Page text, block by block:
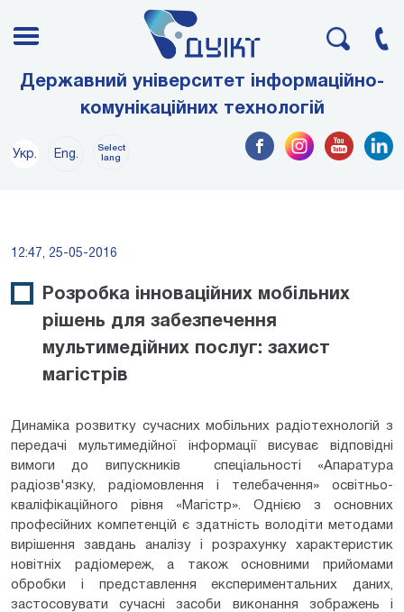
Державний університет інформаційно-
комунікаційних технологій
Укр. Eng.
Select
lang
12:47, 25-05-2016
Розробка інноваційних мобільних
рішень для забезпечення
мультимедійних послуг: захист
магістрів
Динаміка розвитку сучасних мобільних радіотехнологій з
передачі мультимедійної інформації висуває відповідні
вимоги до випускників спеціальності «Апаратура
радіозв'язку, радіомовлення і телебачення» освітньо-
кваліфікаційного рівня «Магістр». Однією з основних
професійних компетенцій є здатність володіти методами
вирішення завдань аналізу і розрахунку характеристик
новітніх радіомереж, а також основними прийомами
обробки і представлення експериментальних даних,
застосовувати сучасні засоби виконання зображень і